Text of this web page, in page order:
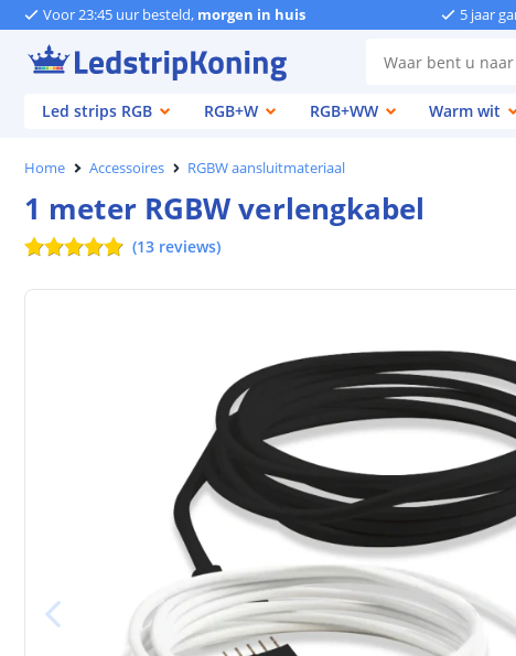
Voor 23:45 uur besteld, morgen in huis 5 jaar
Led strips RGB
RGB+W RGB+WW Warm wit
Home Accessoires RGBW aansluitmateriaal
1 meter RGBW verlengkabel
(13 reviews)